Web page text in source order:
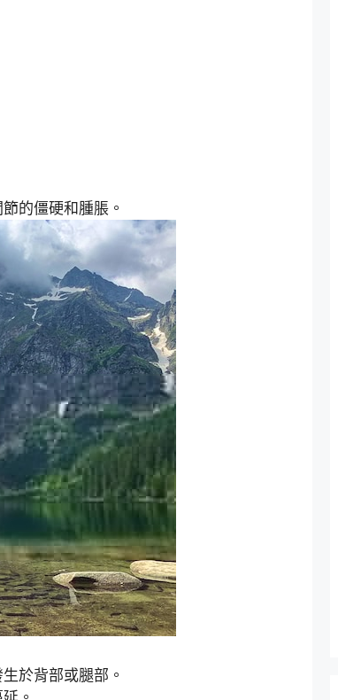
的僵硬和腫脹。
於背部或腿部。